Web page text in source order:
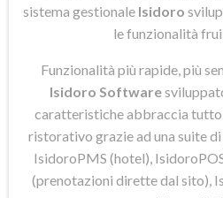
sistema gestionale Isidoro
le funzionalità
Funzionalità più rapide, più
Isidoro Software
caratteristiche abbraccia
ristorativo grazie ad una suite
IsidoroPMS (hotel),
(prenotazioni dirette dal sito),